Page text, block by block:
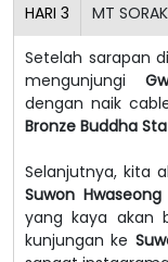
HARI 3 MT
Setelah sarapan
mengunjungi
dengan naik
Bronze Buddha
Selanjutnya, kita
Suwon Hwaseong
yang kaya akan
kunjungan ke